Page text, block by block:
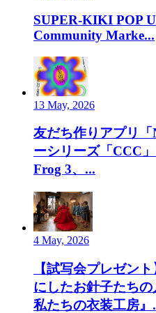
SUPER-KIKI POP
Community Marke...
13 May, 2026
友だち作りアプリ
ーシリーズ「CCC
Frog 3、...
4 May, 2026
【試写会プレゼン
にしたお針子たち
私たちの衣装工房』